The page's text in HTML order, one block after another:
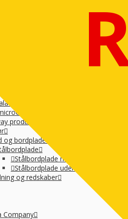
Varmelampe, varmeplade og varmeskab
og Drop inn
produktion
og bordplade
Stålbordplade med vanger
Stålbordplade uden vanger
og redskaber
Company